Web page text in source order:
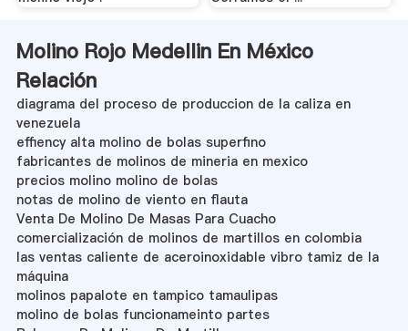
Molino Rojo Medellin En México
Relación
diagrama del proceso de produccion de la caliza en
venezuela
effiency alta molino de bolas superfino
fabricantes de molinos de mineria en mexico
precios molino molino de bolas
notas de molino de viento en flauta
Venta De Molino De Masas Para Cuacho
comercialización de molinos de martillos en colombia
las ventas caliente de aceroinoxidable vibro tamiz de la
máquina
molinos papalote en tampico tamaulipas
molino de bolas funcionameinto partes